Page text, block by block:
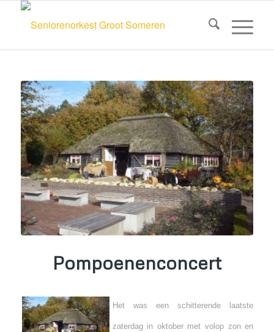
Pompoenenconcert
Het was een schitterende laatste
zaterdag in oktober met volop zon en